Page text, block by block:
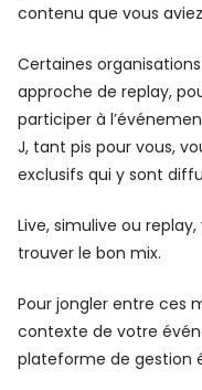
contenu que vous
Certaines
approche de replay,
participer à
J, tant pis pour vous,
exclusifs qui y sont
Live, simulive ou
trouver le bon mix.
Pour jongler entre ces
contexte de votre
plateforme de gestion